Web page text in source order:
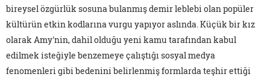
bireysel özgürlük sosuna bulanmış demir leblebi olan popüler
kültürün etkin kodlarına vurgu yapıyor aslında. Küçük bir kız
olarak Amy'nin, dahil olduğu yeni kamu tarafından kabul
edilmek isteğiyle benzemeye çalıştığı sosyal medya
fenomenleri gibi bedenini belirlenmiş formlarda teşhir ettiği